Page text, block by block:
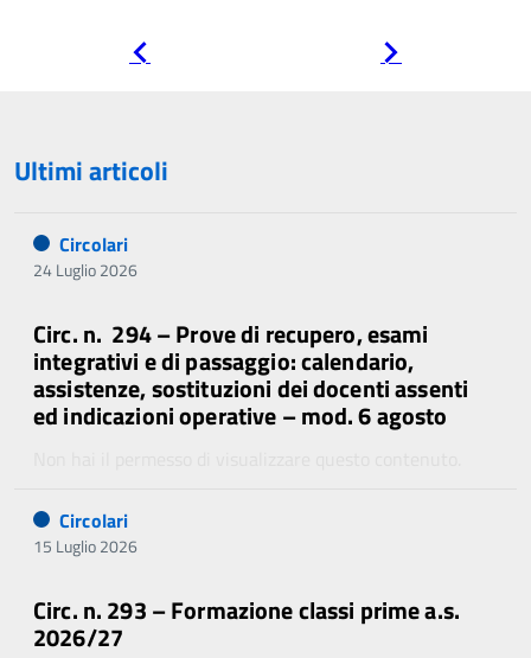
Ultimi articoli
Circolari
24 Luglio 2026
Circ. n. 294 – Prove di recupero, esami
integrativi e di passaggio: calendario,
assistenze, sostituzioni dei docenti assenti
ed indicazioni operative – mod. 6 agosto
Circolari
15 Luglio 2026
Circ. n. 293 – Formazione classi prime a.s.
2026/27